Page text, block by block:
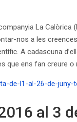
La Calòrica
nos a les
A cadascuna
que ens fan creure o
de-l1-al-26-de-juny-
al 3